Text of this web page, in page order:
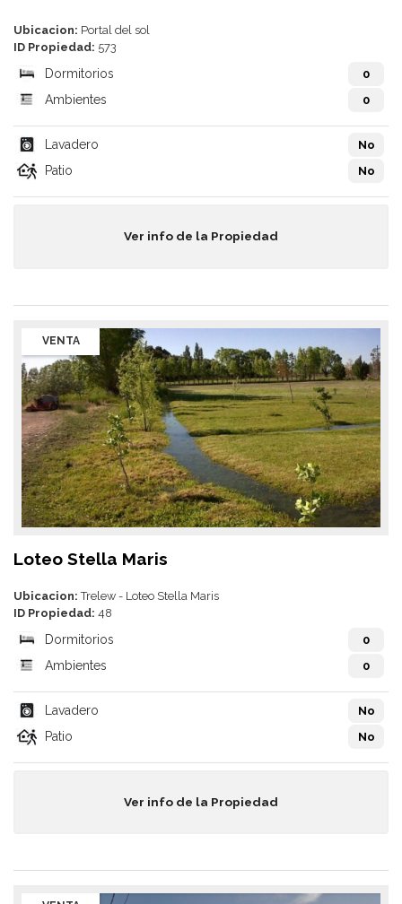
Ubicacion: Portal del sol
ID Propiedad: 573
Dormitorios 0
Ambientes 0
Lavadero No
Patio No
Ver info de la Propiedad
VENTA
Loteo Stella Maris
Ubicacion: Trelew - Loteo Stella Maris
ID Propiedad: 48
Dormitorios 0
Ambientes 0
Lavadero No
Patio No
Ver info de la Propiedad